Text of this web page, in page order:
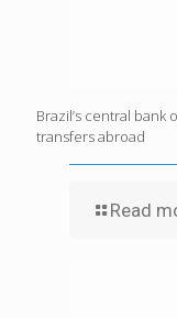
Brazil’s central bank
transfers abroad
Read